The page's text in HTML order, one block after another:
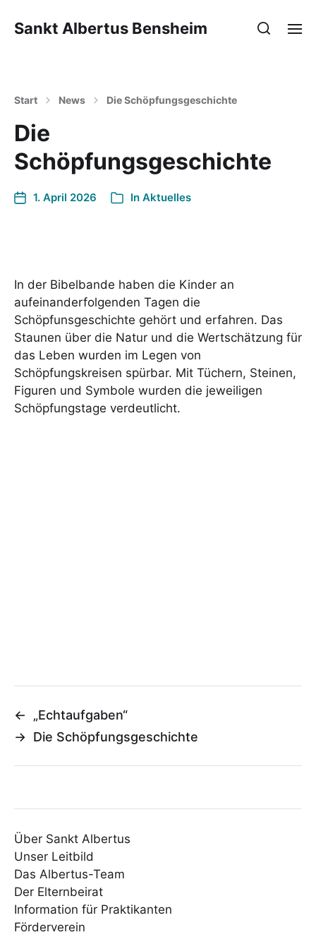
Sankt Albertus Bensheim
Start News Die Schöpfungsgeschichte
Die
Schöpfungsgeschichte
1. April 2026 In Aktuelles
In der Bibelbande haben die Kinder an
aufeinanderfolgenden Tagen die
Schöpfunsgeschichte gehört und erfahren. Das
Staunen über die Natur und die Wertschätzung für
das Leben wurden im Legen von
Schöpfungskreisen spürbar. Mit Tüchern, Steinen,
Figuren und Symbole wurden die jeweiligen
Schöpfungstage verdeutlicht.
←
„Echtaufgaben“
→ Die Schöpfungsgeschichte
Über Sankt Albertus
Unser Leitbild
Das Albertus-Team
Der Elternbeirat
Information für Praktikanten
Förderverein